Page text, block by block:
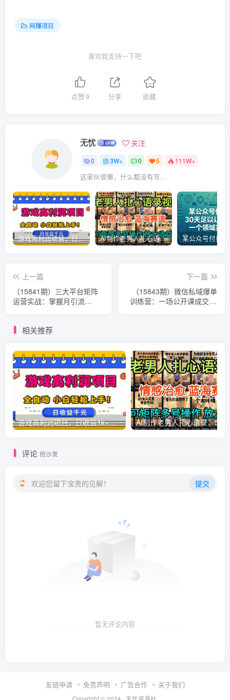
网赚项目
喜欢就支持一下吧
点赞9 分享 收藏
无忧 关注
0 3W+ 0 5 111W+
这家伙很懒，什么都没有写...
游戏高利润项目，日收益1k+，全自动，无需值守，解放双手，小白轻松上手【揭秘】 AI制作老男人扎心语录，5分钟一条，操作简单，流量非常大，保姆级教程
上一篇
（15841期）三大平台矩阵
运营实战：掌握月引流
下一篇
（15843期）微信私域爆单
训练营：一场公开课成交33
相关推荐
游戏高利润项目，日收益1k+，全自动，无需值守，解放双手，小白轻松上手【揭秘】
评论 抢沙发
欢迎您留下宝贵的见解！ 提交
暂无评论内容
友链申请 免责声明 广告合作 关于我们
Copyright © 2024 · 无忧资源社